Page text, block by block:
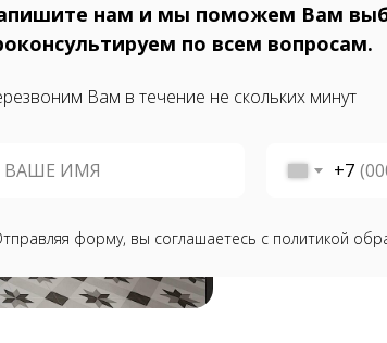
+7
нам и мы поможем Вам
по всем вопросам.
Вам в течение не скольких минут
форму, вы соглашаетесь с политикой